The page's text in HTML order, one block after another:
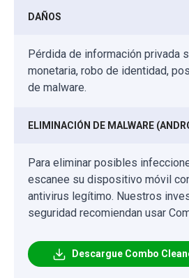
DAÑOS
Pérdida de información privada
monetaria, robo de identidad,
de malware.
ELIMINACIÓN DE MALWARE
Para eliminar posibles
escanee su dispositivo móvil
antivirus legítimo. Nuestros
seguridad recomiendan usar
Descargue Combo